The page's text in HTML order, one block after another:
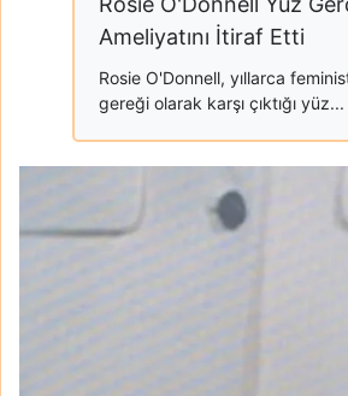
Ameliyatını İtiraf Etti
Rosie O'Donnell, yıllarca
gereği olarak karşı çıktığı yüz...